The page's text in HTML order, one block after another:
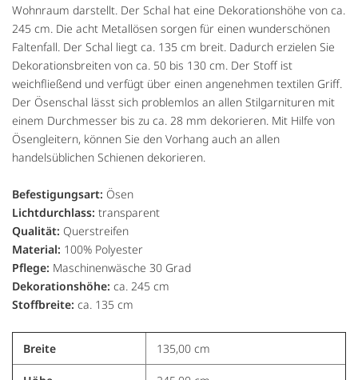
Wohnraum darstellt. Der Schal hat eine Dekorationshöhe von ca.
245 cm. Die acht Metallösen sorgen für einen wunderschönen
Faltenfall. Der Schal liegt ca. 135 cm breit. Dadurch erzielen Sie
Dekorationsbreiten von ca. 50 bis 130 cm. Der Stoff ist
weichfließend und verfügt über einen angenehmen textilen Griff.
Der Ösenschal lässt sich problemlos an allen Stilgarnituren mit
einem Durchmesser bis zu ca. 28 mm dekorieren. Mit Hilfe von
Ösengleitern, können Sie den Vorhang auch an allen
handelsüblichen Schienen dekorieren.
Befestigungsart: Ösen
Lichtdurchlass: transparent
Qualität: Querstreifen
Material: 100% Polyester
Pflege: Maschinenwäsche 30 Grad
Dekorationshöhe: ca. 245 cm
Stoffbreite: ca. 135 cm
Breite 135,00 cm